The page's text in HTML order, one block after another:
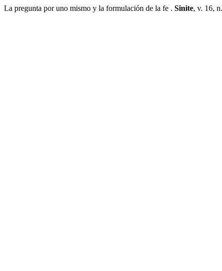
La pregunta por uno mismo y la formulación de la fe . Sinite, v. 16,